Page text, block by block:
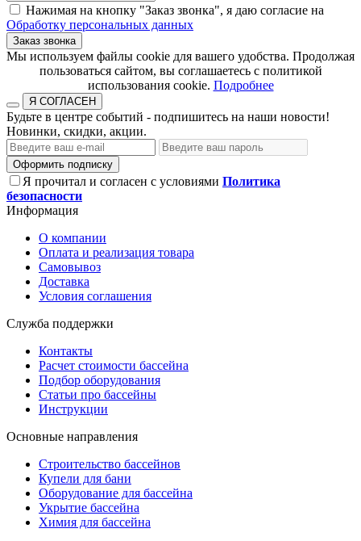
Нажимая на кнопку "Заказ звонка", я даю согласие на
Обработку персональных данных
Заказ звонка
​​​​​​​Мы используем файлы cookie для вашего удобства. Продолжая
пользоваться сайтом, вы соглашаетесь с политикой
использования cookie.​​​​​​​ Подробнее
Я СОГЛАСЕН
Будьте в центре событий - подпишитесь на наши новости!
Новинки, скидки, акции.
Оформить подписку
Я прочитал и согласен с условиями Политика
безопасности
Информация
О компании
Оплата и реализация товара
Самовывоз
Доставка
Условия соглашения
Служба поддержки
Контакты
Расчет стоимости бассейна
Подбор оборудования
Статьи про бассейны
Инструкции
Основные направления
Строительство бассейнов
Купели для бани
Оборудование для бассейна
Укрытие бассейна
Химия для бассейна